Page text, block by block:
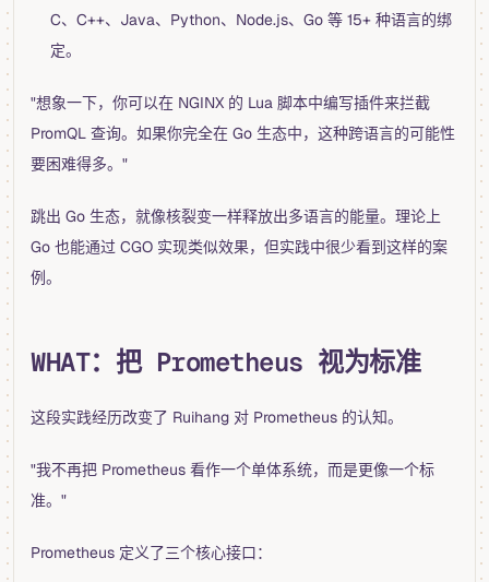
C、C++、Java、Python、Node.js、Go 等 15+ 种语言的绑
定。
"想象一下，你可以在 NGINX 的 Lua 脚本中编写插件来拦截
PromQL 查询。如果你完全在 Go 生态中，这种跨语言的可能性
要困难得多。"
跳出 Go 生态，就像核裂变一样释放出多语言的能量。理论上
Go 也能通过 CGO 实现类似效果，但实践中很少看到这样的案
例。
WHAT：把 Prometheus 视为标准
这段实践经历改变了 Ruihang 对 Prometheus 的认知。
"我不再把 Prometheus 看作一个单体系统，而是更像一个标
准。"
Prometheus 定义了三个核心接口：